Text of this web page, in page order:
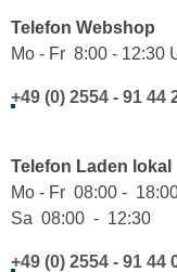
Telefon Webshop
Mo - Fr 8:00 - 12:30
+49 (0) 2554 - 91 44
Telefon Laden lokal
Mo - Fr 08:00 -
Sa 08:00 - 12:30
+49 (0) 2554 - 91 44